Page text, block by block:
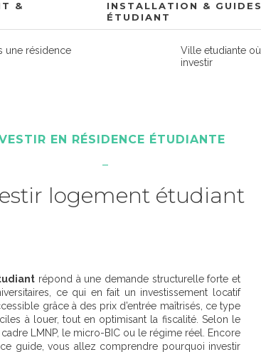
&
INSTALLATION & GUIDES
ÉTUDIANT
une résidence
Ville etudiante où
investir
EN RÉSIDENCE ÉTUDIANTE
logement étudiant
répond à une demande structurelle forte et
ce qui en fait un investissement locatif
grâce à des prix d’entrée maîtrisés, ce type
à louer, tout en optimisant la fiscalité. Selon le
LMNP, le micro-BIC ou le régime réel. Encore
guide, vous allez comprendre pourquoi investir